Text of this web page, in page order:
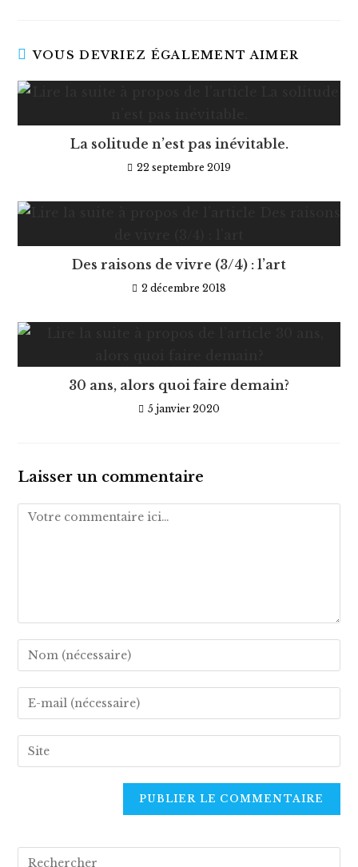
VOUS DEVRIEZ ÉGALEMENT AIMER
La solitude n’est pas inévitable.
22 septembre 2019
Des raisons de vivre (3/4) : l’art
2 décembre 2018
30 ans, alors quoi faire demain?
5 janvier 2020
Laisser un commentaire
Comment
Enter
your
name
or
to
comment
Enter
your
email
address
Enter
your
Rechercher